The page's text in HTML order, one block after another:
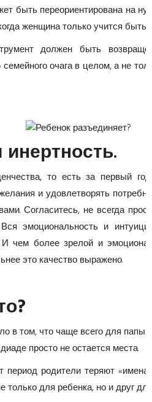
быть переориентирована на
женщина только учится быть
должен быть
очага в целом, а не
.
то есть за первый
и удовлетворять
Согласитесь, не всегда
эмоциональность и
чем более зрелой и
это качество выражено.
в том, что чаще всего для папы
просто не остается места.
родители теряют «имена
только для ребенка, но и друг